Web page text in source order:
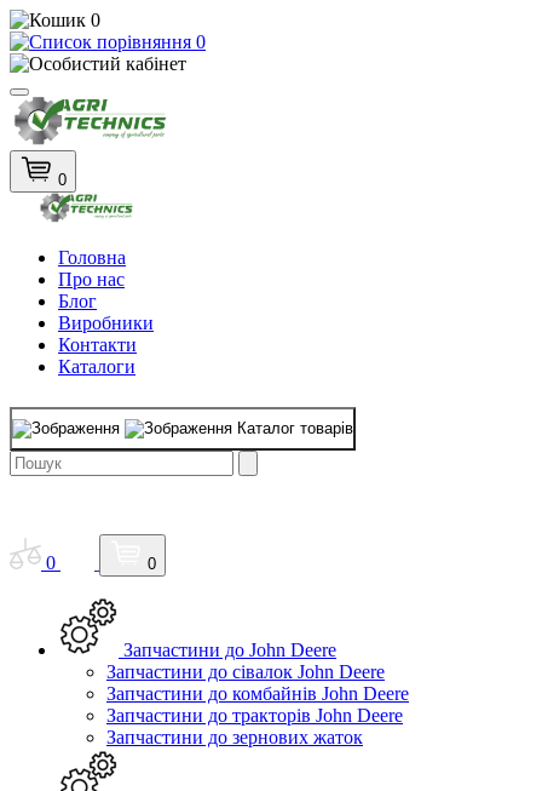
0
0
0
Головна
Про нас
Блог
Виробники
Контакти
Каталоги
Каталог товарів
0 0
Запчастини до John Deere
Запчастини до сівалок John Deere
Запчастини до комбайнів John Deere
Запчастини до тракторів John Deere
Запчастини до зернових жаток